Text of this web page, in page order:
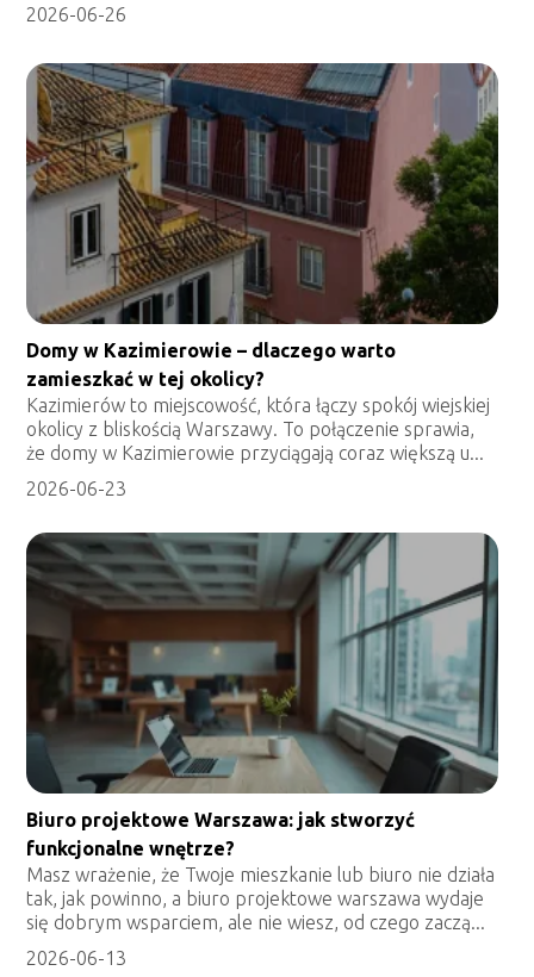
2026-06-26
Domy w Kazimierowie – dlaczego warto
zamieszkać w tej okolicy?
Kazimierów to miejscowość, która łączy spokój wiejskiej
okolicy z bliskością Warszawy. To połączenie sprawia,
że domy w Kazimierowie przyciągają coraz większą u...
2026-06-23
Biuro projektowe Warszawa: jak stworzyć
funkcjonalne wnętrze?
Masz wrażenie, że Twoje mieszkanie lub biuro nie działa
tak, jak powinno, a biuro projektowe warszawa wydaje
się dobrym wsparciem, ale nie wiesz, od czego zaczą...
2026-06-13